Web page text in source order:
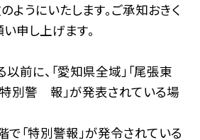
ようにいたします。ご承知おきく
申し上げます。
前に、「愛知県全域」「尾張東
特別警 報」が発表されている場
「特別警報」が発令されている